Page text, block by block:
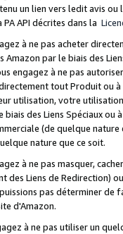
un lien vers ledit avis ou
API décrites dans la
à ne pas acheter
Amazon par le biais des
engagez à ne pas
tout Produit ou à
utilisation, votre
des Liens Spéciaux ou
(de quelque
nature que ce soit.
à ne pas masquer,
des Liens de Redirection)
pas déterminer de
d'Amazon.
à ne pas utiliser un